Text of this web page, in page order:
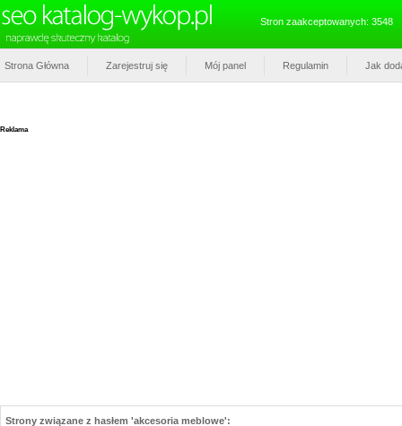
Stron zaakceptowanych: 3548
Strona Główna Zarejestruj się Mój panel Regulamin Jak
Reklama
Strony związane z hasłem 'akcesoria meblowe':